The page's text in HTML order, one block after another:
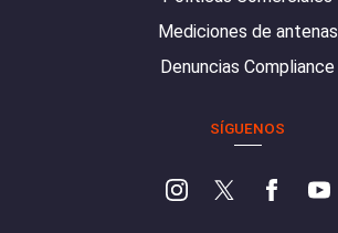
Mediciones de antenas
Denuncias Compliance
SÍGUENOS